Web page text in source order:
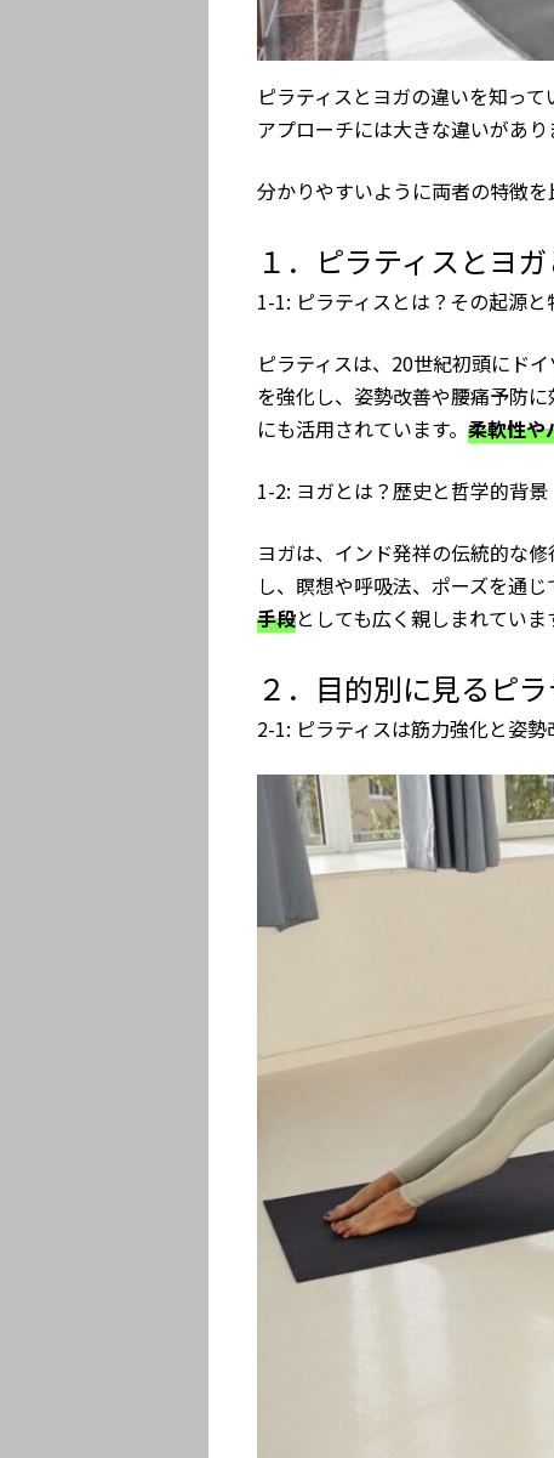
ピラティスとヨガの違いを知っ
アプローチには大きな違いがあり
分かりやすいように両者の特徴
１．ピラティスとヨ
1-1: ピラティスとは？その起源と
ピラティスは、20世紀初頭にド
を強化し、姿勢改善や腰痛予防
にも活用されています。 柔軟性や
1-2: ヨガとは？歴史と哲学的背景
ヨガは、インド発祥の伝統的な
し、瞑想や呼吸法、ポーズを通
手段としても広く親しまれていま
２．目的別に見るピ
2-1: ピラティスは筋力強化と姿勢